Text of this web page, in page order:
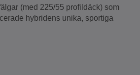
(med 225/55 profildäck) som
hybridens unika, sportiga